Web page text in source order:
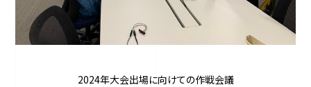
2024年大会出場に向けての作戦会議